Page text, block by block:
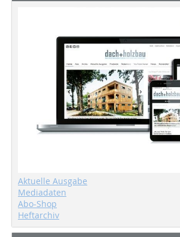
Aktuelle Ausgabe
Mediadaten
Abo-Shop
Heftarchiv